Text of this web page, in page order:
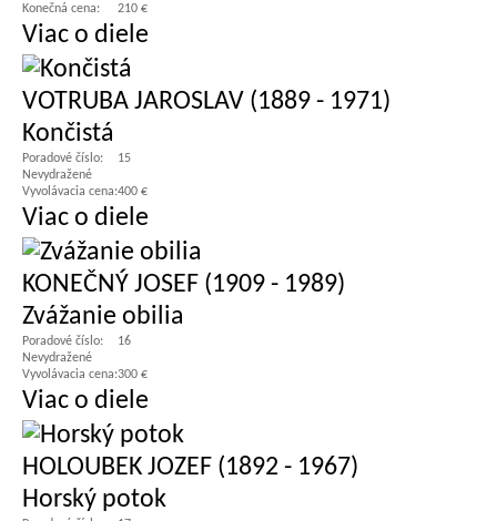
Konečná cena:
210 €
Viac o diele
VOTRUBA JAROSLAV (1889 - 1971)
Končistá
Poradové číslo:
15
Nevydražené
Vyvolávacia cena:400 €
Viac o diele
KONEČNÝ JOSEF (1909 - 1989)
Zvážanie obilia
Poradové číslo:
16
Nevydražené
Vyvolávacia cena:300 €
Viac o diele
HOLOUBEK JOZEF (1892 - 1967)
Horský potok